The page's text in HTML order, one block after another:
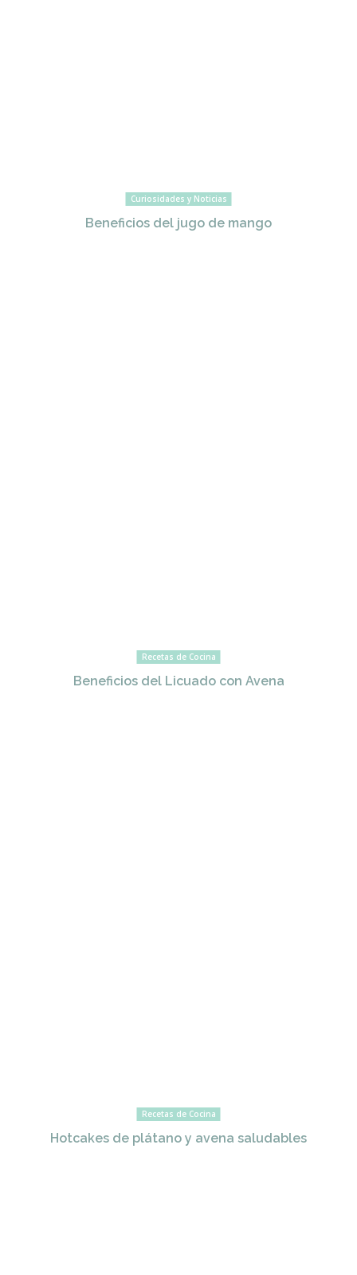
Curiosidades y Noticias
Beneficios del jugo de mango
Recetas de Cocina
Beneficios del Licuado con Avena
Recetas de Cocina
Hotcakes de plátano y avena saludables